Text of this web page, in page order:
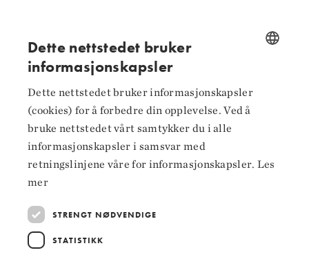
Facebook
Instagram
LinkedIn
ENGLISH
Dette nettstedet bruker
informasjonskapsler
Dette nettstedet bruker informasjonskapsler
(cookies) for å forbedre din opplevelse. Ved å
bruke nettstedet vårt samtykker du i alle
informasjonskapsler i samsvar med
retningslinjene våre for informasjonskapsler. Les
mer
STRENGT NØDVENDIGE
STATISTIKK